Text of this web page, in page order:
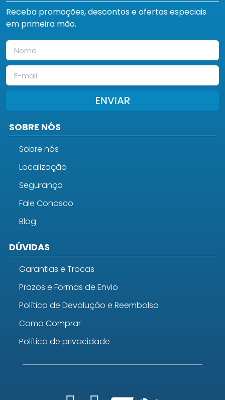
Receba promoções, descontos e ofertas especiais
em primeira mão.
ENVIAR
SOBRE NÓS
Sobre nós
Localização
Segurança
Fale Conosco
Blog
DÚVIDAS
Garantias e Trocas
Prazos e Formas de Envio
Política de Devolução e Reembolso
Como Comprar
Política de privacidade